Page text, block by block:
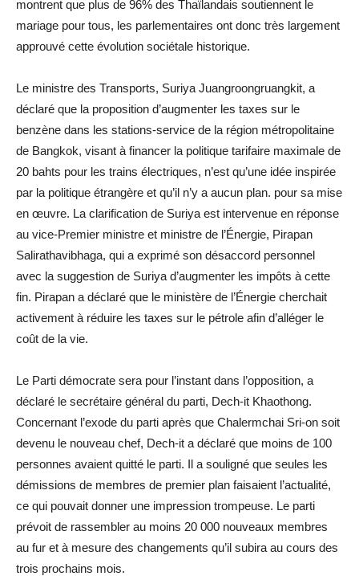
montrent que plus de 96% des Thaïlandais soutiennent le
mariage pour tous, les parlementaires ont donc très largement
approuvé cette évolution sociétale historique.
Le ministre des Transports, Suriya Juangroongruangkit, a
déclaré que la proposition d’augmenter les taxes sur le
benzène dans les stations-service de la région métropolitaine
de Bangkok, visant à financer la politique tarifaire maximale de
20 bahts pour les trains électriques, n’est qu’une idée inspirée
par la politique étrangère et qu’il n’y a aucun plan. pour sa mise
en œuvre. La clarification de Suriya est intervenue en réponse
au vice-Premier ministre et ministre de l’Énergie, Pirapan
Salirathavibhaga, qui a exprimé son désaccord personnel
avec la suggestion de Suriya d’augmenter les impôts à cette
fin. Pirapan a déclaré que le ministère de l’Énergie cherchait
activement à réduire les taxes sur le pétrole afin d’alléger le
coût de la vie.
Le Parti démocrate sera pour l’instant dans l’opposition, a
déclaré le secrétaire général du parti, Dech-it Khaothong.
Concernant l’exode du parti après que Chalermchai Sri-on soit
devenu le nouveau chef, Dech-it a déclaré que moins de 100
personnes avaient quitté le parti. Il a souligné que seules les
démissions de membres de premier plan faisaient l’actualité,
ce qui pouvait donner une impression trompeuse. Le parti
prévoit de rassembler au moins 20 000 nouveaux membres
au fur et à mesure des changements qu’il subira au cours des
trois prochains mois.